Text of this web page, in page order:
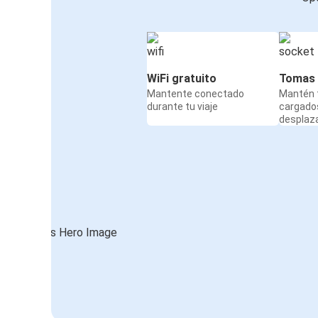
WiFi gratuito
Mantente conectado
durante tu viaje
Mantén